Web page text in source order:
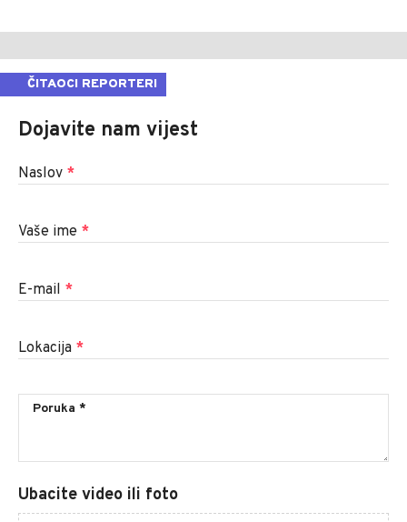
ČITAOCI REPORTERI
Dojavite nam vijest
Naslov *
Vaše ime *
E-mail *
Lokacija *
Ubacite video ili foto